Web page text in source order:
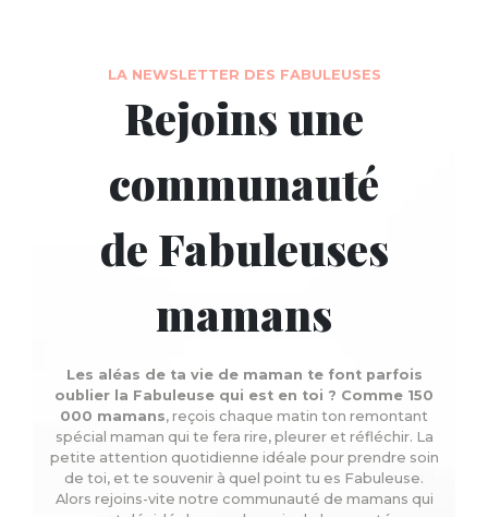
LA NEWSLETTER DES FABULEUSES
Rejoins une
communauté
de Fabuleuses
mamans
Les aléas de ta vie de maman te font parfois
oublier la Fabuleuse qui est en toi ? Comme 150
000 mamans, reçois chaque matin ton remontant
spécial maman qui te fera rire, pleurer et réfléchir. La
petite attention quotidienne idéale pour prendre soin
de toi, et te souvenir à quel point tu es Fabuleuse.
Alors rejoins-vite notre communauté de mamans qui